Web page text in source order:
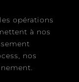
opérations
à nos
nos